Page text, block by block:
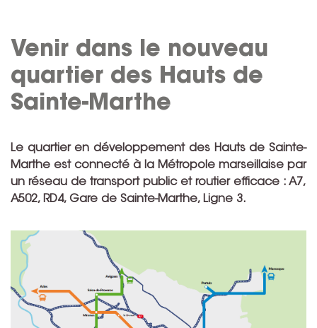
Venir dans le nouveau
quartier des Hauts de
Sainte-Marthe
Le quartier en développement des Hauts de Sainte-
Marthe est connecté à la Métropole marseillaise par
un réseau de transport public et routier efficace : A7,
A502, RD4, Gare de Sainte-Marthe, Ligne 3.